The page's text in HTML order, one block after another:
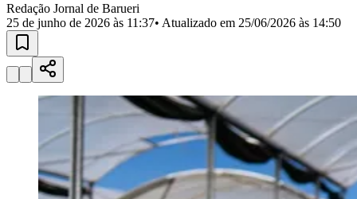
VistaCalifórniaCarapicuíba
RegiãoCotia Cruz PretaEngenho NovoFazenda
Militar
Califórnia
Esperança
JulioJardim Líbano
MutingaJardim ParaísoJardim PaulistaJardim ReginaliceJardim São
Jardim São SilvestreJardim SilveiraJardim
Jardim Tupanci Nova Aldeinha Osasco
Parque dos
CamargosParque Imperial Parque Santa LuziaParque Viana
Pirapora
do Bom Jesus
Recanto Phrynéa
ParnaíbaSilveira Tamboré Vale do SolVila BarrosVila Boa VistaVila
do CondeVila Engenho NovoVila MárciaVila Nossa Sra. da
EscadaVila Porto
Votupoca
Redação Jornal de Barueri
25 de junho de 2026 às 11:37• Atualizado em 25/06/2026 às 14:50